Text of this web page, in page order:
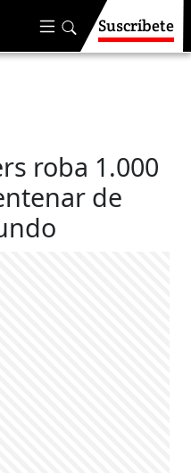
Suscríbete
roba 1.000
de